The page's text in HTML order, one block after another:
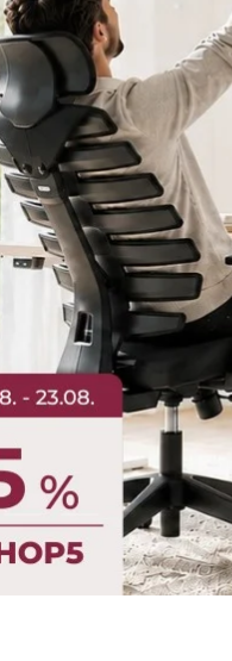
5
2 von 5
laden 3 von 5
Folie laden 4 von 5
Folie laden 5